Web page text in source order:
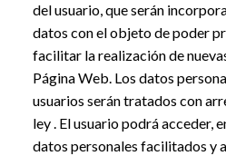
del usuario, que serán
datos con el objeto de poder
facilitar la realización de
Página Web. Los datos
usuarios serán tratados con
ley . El usuario podrá acceder,
datos personales facilitados y